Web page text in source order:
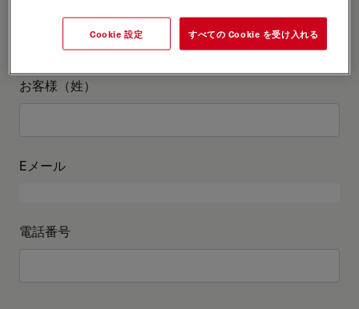
お客様（姓）
Eメール
電話番号
Cookie 設定 すべての Cookie を受け入れる